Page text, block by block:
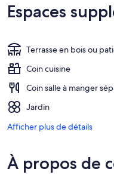
Espaces
Terrasse en bois ou
Coin cuisine
Coin salle à manger
Jardin
Afficher plus de détails
À propos de